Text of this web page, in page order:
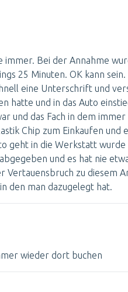
immer. Bei der Annahme
25 Minuten. OK kann
eine Unterschrift und
hatte und in das Auto
und das Fach in dem immer
Chip zum Einkaufen und
geht in die Werkstatt wurde
und es hat nie
Vertauensbruch zu diesem
den man dazugelegt hat.
wieder dort buchen